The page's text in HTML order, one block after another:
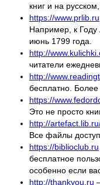
книг и на
https://www.prlib.ru
Например, к Году
июнь 1799 года.
http://
читатели
http://
бесплатно. Более
https://
Это не просто
http://
Все файлы
https://biblioclub.ru
бесплатное
особенно если
http://thankyou.ru